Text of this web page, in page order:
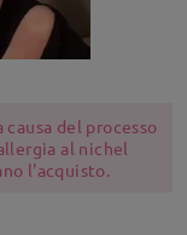
del processo
al nichel
l'acquisto.